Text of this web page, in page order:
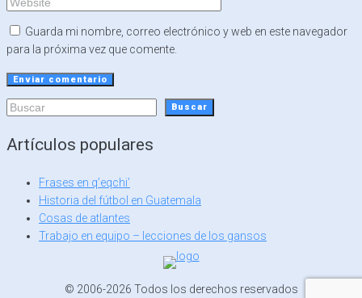
Guarda mi nombre, correo electrónico y web en este navegador
para la próxima vez que comente.
Buscar Buscar
Artículos populares
Frases en q’eqchi’
Historia del fútbol en Guatemala
Cosas de atlantes
Trabajo en equipo – lecciones de los gansos
© 2006-2026 Todos los derechos reservados